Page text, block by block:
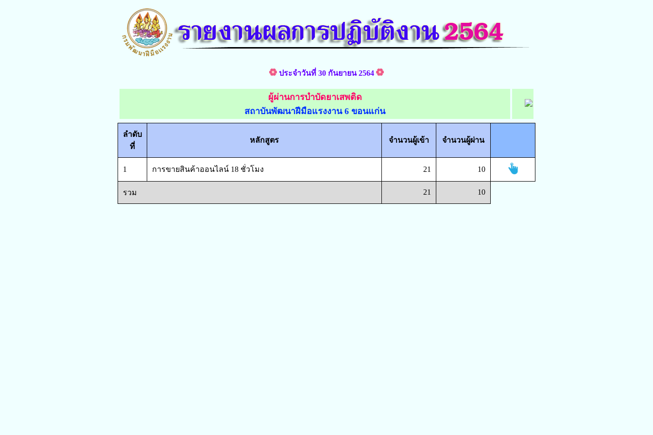
ประจำวันที่ 30 กันยายน 2564
ผู้ผ่านการบำบัดยาเสพติด
สถาบันพัฒนาฝีมือแรงงาน 6 ขอนแก่น
ลำดับ
ที่
หลักสูตร จำนวนผู้เข้า จำนวนผู้ผ่าน
1 การขายสินค้าออนไลน์ 18 ชั่วโมง 21 10
รวม 21 10